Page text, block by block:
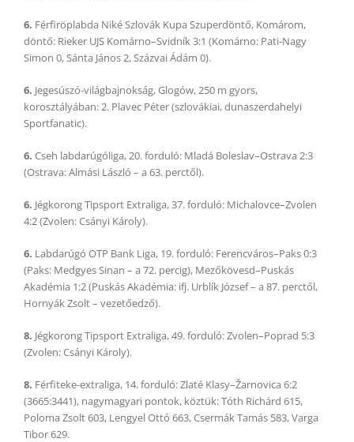
6. Férfiröplabda Niké Szlovák Kupa Szuperdöntő, Komárom,
döntő: Rieker UJS Komárno–Svidník 3:1 (Komárno: Pati-Nagy
Simon 0, Sánta János 2, Százvai Ádám 0).
6. Jegesúszó-világbajnokság, Glogów, 250 m gyors,
korosztályában: 2. Plavec Péter (szlovákiai, dunaszerdahelyi
Sportfanatic).
6. Cseh labdarúgóliga, 20. forduló: Mladá Boleslav–Ostrava 2:3
(Ostrava: Almási László – a 63. perctől).
6. Jégkorong Tipsport Extraliga, 37. forduló: Michalovce–Zvolen
4:2 (Zvolen: Csányi Károly).
6. Labdarúgó OTP Bank Liga, 19. forduló: Ferencváros–Paks 0:3
(Paks: Medgyes Sinan – a 72. percig), Mezőkövesd–Puskás
Akadémia 1:2 (Puskás Akadémia: ifj. Urblík József – a 87. perctől,
Hornyák Zsolt – vezetőedző).
8. Jégkorong Tipsport Extraliga, 49. forduló: Zvolen–Poprad 5:3
(Zvolen: Csányi Károly).
8. Férfiteke-extraliga, 14. forduló: Zlaté Klasy–Žarnovica 6:2
(3665:3441), nagymagyari pontok, köztük: Tóth Richárd 615,
Poloma Zsolt 603, Lengyel Ottó 663, Csermák Tamás 583, Varga
Tibor 629.